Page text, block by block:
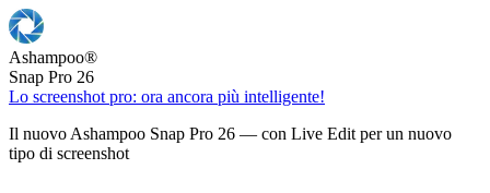
Ashampoo®
Snap Pro 26
Lo screenshot pro: ora ancora più intelligente!
Il nuovo Ashampoo Snap Pro 26 — con Live Edit per un nuovo
tipo di screenshot